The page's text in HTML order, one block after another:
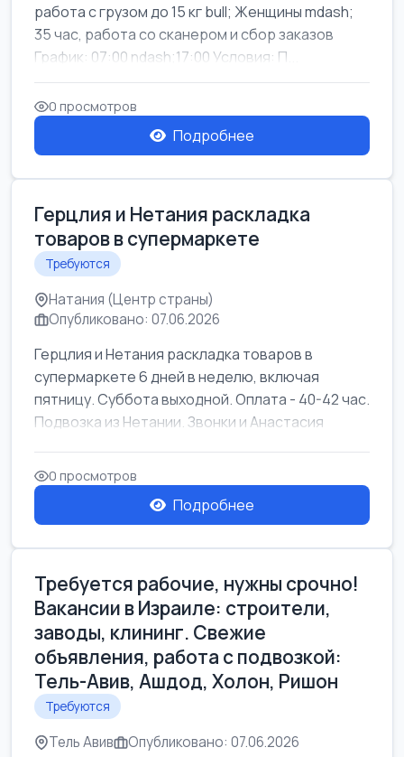
работа с грузом до 15 кг bull; Женщины mdash;
35 час, работа со сканером и сбор заказов
График: 07:00 ndash;17:00 Условия: П...
0 просмотров
Подробнее
Герцлия и Нетания раскладка
товаров в супермаркете
Требуются
Натания (Центр страны)
Опубликовано: 07.06.2026
Герцлия и Нетания раскладка товаров в
супермаркете 6 дней в неделю, включая
пятницу. Суббота выходной. Оплата - 40-42 час.
Подвозка из Нетании. Звонки и Анастасия
0 просмотров
Подробнее
Требуется рабочие, нужны срочно!
Вакансии в Израиле: строители,
заводы, клининг. Свежие
объявления, работа с подвозкой:
Тель-Авив, Ашдод, Холон, Ришон
Требуются
Тель Авив Опубликовано: 07.06.2026